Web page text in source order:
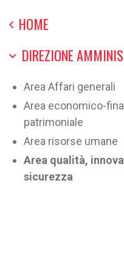
HOME
DIREZIONE
Area Affari generali
Area economico-
patrimoniale
Area risorse umane
Area qualità,
sicurezza